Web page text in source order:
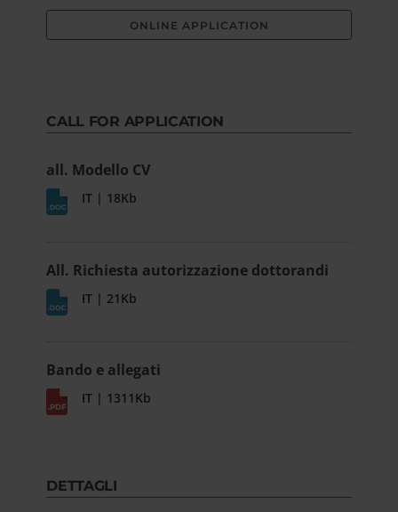
ONLINE APPLICATION
CALL FOR APPLICATION
all. Modello CV
IT | 18Kb
All. Richiesta autorizzazione dottorandi
IT | 21Kb
Bando e allegati
IT | 1311Kb
DETTAGLI